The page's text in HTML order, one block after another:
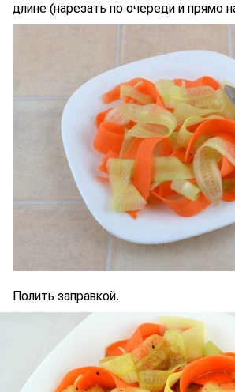
длине (нарезать по очереди и прямо
Полить заправкой.